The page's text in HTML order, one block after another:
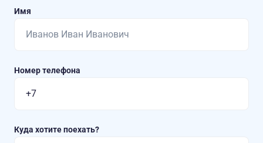
Имя
Номер телефона
Куда хотите поехать?